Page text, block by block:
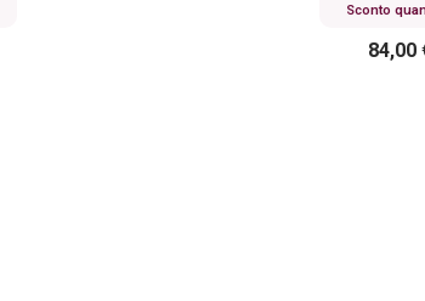
Sconto
84,00